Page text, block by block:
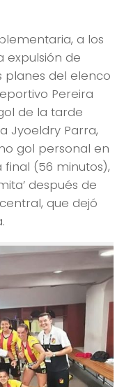
a los
expulsión de
planes del elenco
Pereira
de la tarde
Jyoeldry Parra,
gol personal en
final (56 minutos),
después de
que dejó